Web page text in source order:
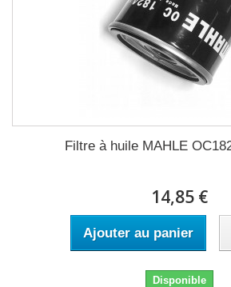
Filtre à huile MAHLE
14,85 €
Ajouter au panier
Disponible